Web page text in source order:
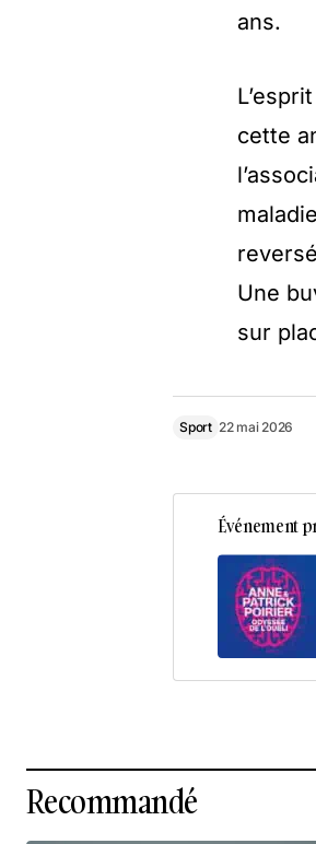
ans.
cette
Une
sur
Sport 22 mai 2026
Événement
Recommandé